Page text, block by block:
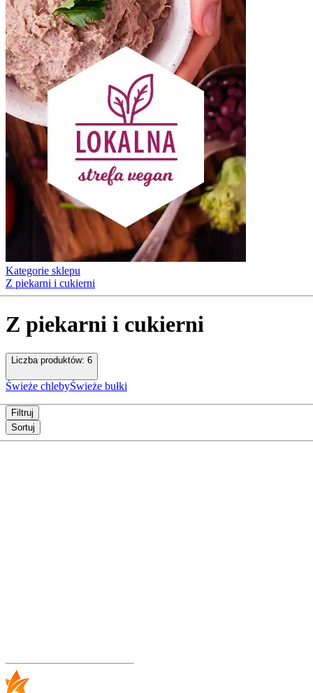
Kategorie sklepu
Z piekarni i cukierni
Z piekarni i cukierni
Liczba produktów: 6
Świeże chlebyŚwieże bułki
Filtruj
Sortuj